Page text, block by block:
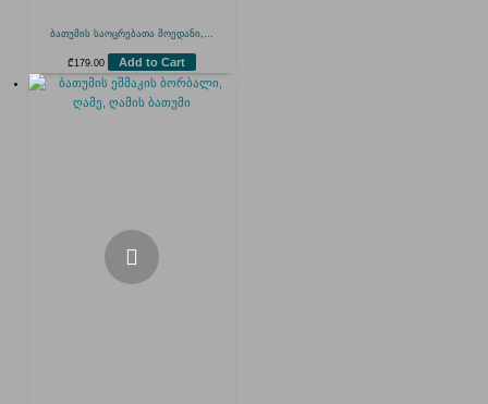
ბათუმის საოცრებათა მოედანი,...
₾ 179.00 Add to Cart